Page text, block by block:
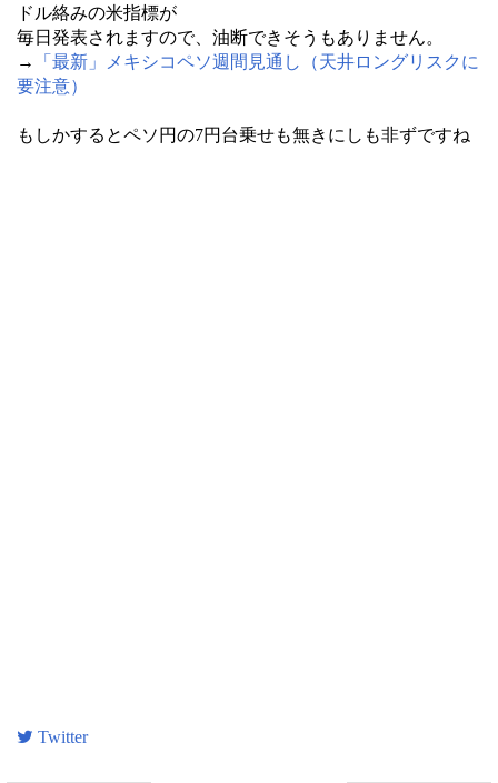
ドル絡みの米指標が
毎日発表されますので、油断できそうもありません。
→
「最新」メキシコペソ週間見通し（天井ロングリスクに
要注意）
もしかするとペソ円の7円台乗せも無きにしも非ずですね
Twitter